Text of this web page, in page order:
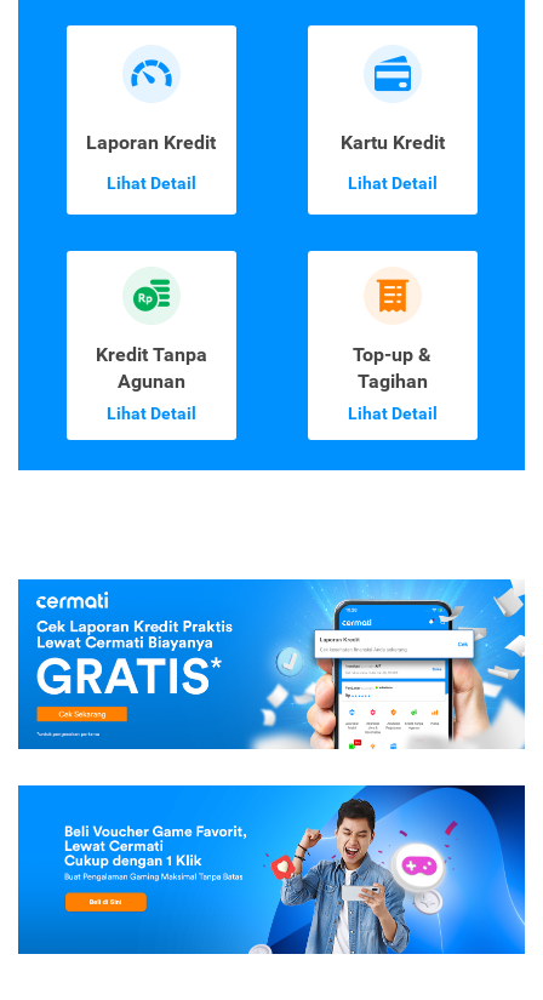
Laporan Kredit
Lihat Detail
Kartu Kredit
Lihat Detail
Kredit Tanpa
Agunan
Lihat Detail
Top-up &
Tagihan
Lihat Detail